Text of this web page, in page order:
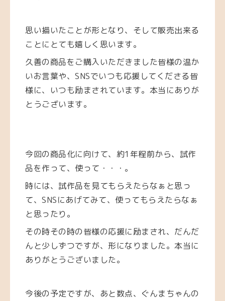
思い描いたことが形となり、そして販売出来る
ことにとても嬉しく思います。
久善の商品をご購入いただきました皆様の温か
いお言葉や、SNSでいつも応援してくださる皆
様に、いつも励まされています。本当にありが
とうございます。
今回の商品化に向けて、約1年程前から、 試作
品を作って、使って・・・。
時には、試作品を見てもらえたらなぁと思っ
て、SNSにあげてみて、使ってもらえたらなぁ
と思ったり。
その時その時の皆様の応援に励まされ、だんだ
んと少しずつですが、形になりました。本当に
ありがとうございました。
今後の予定ですが、あと数点、ぐんまちゃんの